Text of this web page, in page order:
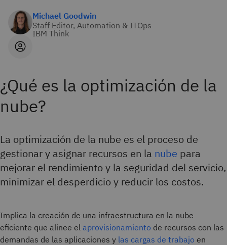
Michael Goodwin
Staff Editor, Automation & ITOps
IBM Think
¿Qué es la optimización de la
nube?
La optimización de la nube es el proceso de
gestionar y asignar recursos en la nube para
mejorar el rendimiento y la seguridad del servicio,
minimizar el desperdicio y reducir los costos.
Implica la creación de una infraestructura en la nube
eficiente que alinee el aprovisionamiento de recursos con las
demandas de las aplicaciones y las cargas de trabajo en